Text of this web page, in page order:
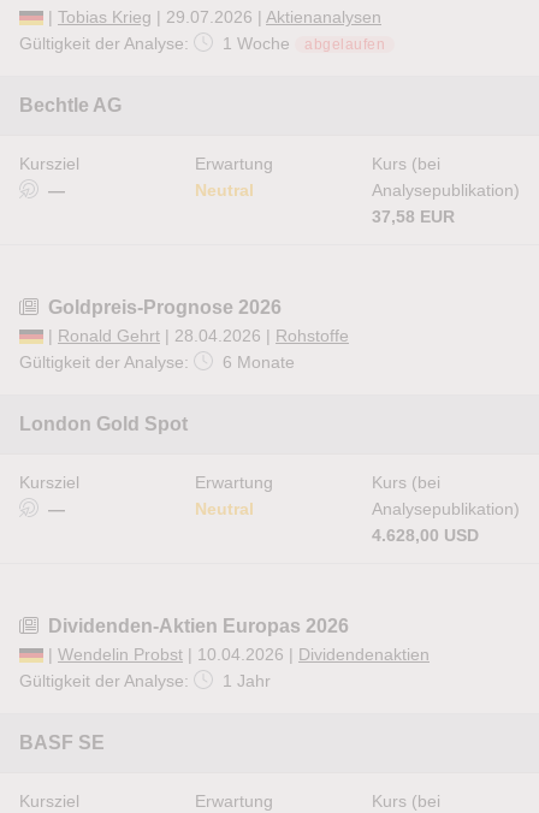
| Tobias Krieg | 29.07.2026 | Aktienanalysen
Gültigkeit der Analyse:
1 Woche abgelaufen
Bechtle AG
Kursziel
—
Erwartung
Neutral
Kurs (bei
Analysepublikation)
37,58 EUR
Goldpreis-Prognose 2026
| Ronald Gehrt | 28.04.2026 | Rohstoffe
Gültigkeit der Analyse:
6 Monate
London Gold Spot
Kursziel
—
Erwartung
Neutral
Kurs (bei
Analysepublikation)
4.628,00 USD
Dividenden-Aktien Europas 2026
| Wendelin Probst | 10.04.2026 | Dividendenaktien
Gültigkeit der Analyse:
1 Jahr
BASF SE
Kursziel
Erwartung
Kurs (bei